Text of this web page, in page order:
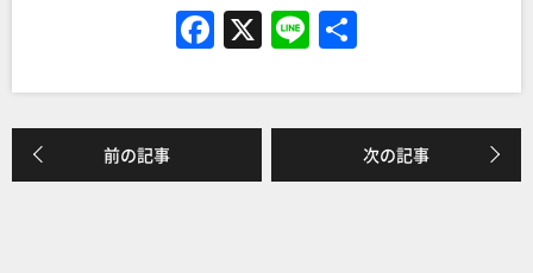
F
a
c
e
b
X Li
n
e
前の記事 次の記事